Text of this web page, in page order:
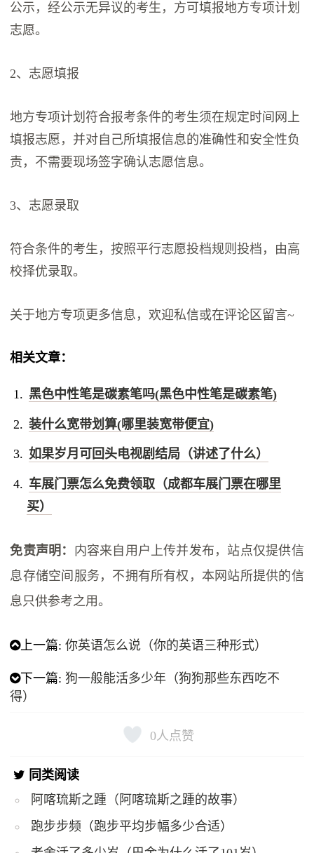
公示，经公示无异议的考生，方可填报地方专项计划
志愿。
2、志愿填报
地方专项计划符合报考条件的考生须在规定时间网上
填报志愿，并对自己所填报信息的准确性和安全性负
责，不需要现场签字确认志愿信息。
3、志愿录取
符合条件的考生，按照平行志愿投档规则投档，由高
校择优录取。
关于地方专项更多信息，欢迎私信或在评论区留言~
相关文章：
黑色中性笔是碳素笔吗(黑色中性笔是碳素笔)
装什么宽带划算(哪里装宽带便宜)
如果岁月可回头电视剧结局（讲述了什么）
车展门票怎么免费领取（成都车展门票在哪里
买）
免责声明： 内容来自用户上传并发布，站点仅提供信
息存储空间服务，不拥有所有权，本网站所提供的信
息只供参考之用。
上一篇:你英语怎么说（你的英语三种形式）
下一篇: 狗一般能活多少年（狗狗那些东西吃不
得）
0人点赞
同类阅读
阿喀琉斯之踵（阿喀琉斯之踵的故事）
跑步步频（跑步平均步幅多少合适）